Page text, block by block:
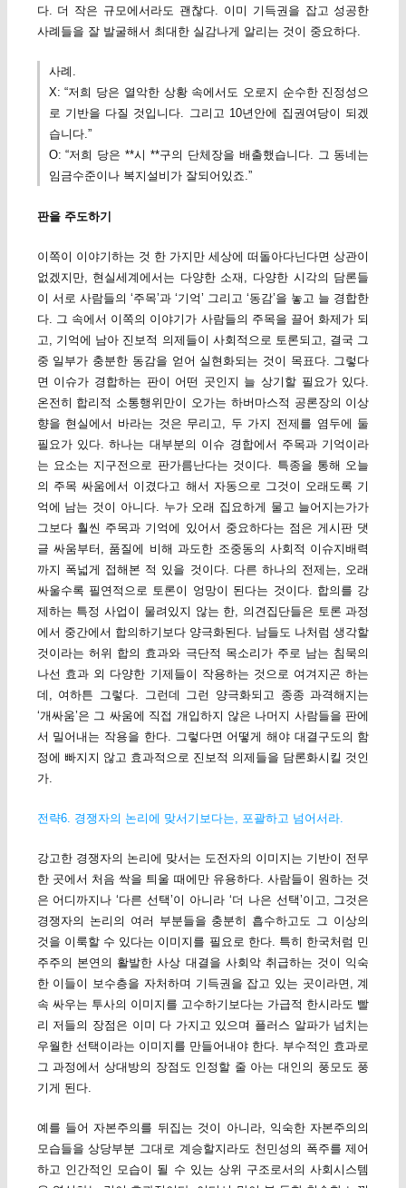
다. 더 작은 규모에서라도 괜찮다. 이미 기득권을 잡고 성공한
사례들을 잘 발굴해서 최대한 실감나게 알리는 것이 중요하다.
사례.
X: “저희 당은 열악한 상황 속에서도 오로지 순수한 진정성으
로 기반을 다질 것입니다. 그리고 10년안에 집권여당이 되겠
습니다.”
O: “저희 당은 **시 **구의 단체장을 배출했습니다. 그 동네는
임금수준이나 복지설비가 잘되어있죠.”
판을 주도하기
이쪽이 이야기하는 것 한 가지만 세상에 떠돌아다닌다면 상관이
없겠지만, 현실세계에서는 다양한 소재, 다양한 시각의 담론들
이 서로 사람들의 ‘주목’과 ‘기억’ 그리고 ‘동감’을 놓고 늘 경합한
다. 그 속에서 이쪽의 이야기가 사람들의 주목을 끌어 화제가 되
고, 기억에 남아 진보적 의제들이 사회적으로 토론되고, 결국 그
중 일부가 충분한 동감을 얻어 실현화되는 것이 목표다. 그렇다
면 이슈가 경합하는 판이 어떤 곳인지 늘 상기할 필요가 있다.
온전히 합리적 소통행위만이 오가는 하버마스적 공론장의 이상
향을 현실에서 바라는 것은 무리고, 두 가지 전제를 염두에 둘
필요가 있다. 하나는 대부분의 이슈 경합에서 주목과 기억이라
는 요소는 지구전으로 판가름난다는 것이다. 특종을 통해 오늘
의 주목 싸움에서 이겼다고 해서 자동으로 그것이 오래도록 기
억에 남는 것이 아니다. 누가 오래 집요하게 물고 늘어지는가가
그보다 훨씬 주목과 기억에 있어서 중요하다는 점은 게시판 댓
글 싸움부터, 품질에 비해 과도한 조중동의 사회적 이슈지배력
까지 폭넓게 접해본 적 있을 것이다. 다른 하나의 전제는, 오래
싸울수록 필연적으로 토론이 엉망이 된다는 것이다. 합의를 강
제하는 특정 사업이 물려있지 않는 한, 의견집단들은 토론 과정
에서 중간에서 합의하기보다 양극화된다. 남들도 나처럼 생각할
것이라는 허위 합의 효과와 극단적 목소리가 주로 남는 침묵의
나선 효과 외 다양한 기제들이 작용하는 것으로 여겨지곤 하는
데, 여하튼 그렇다. 그런데 그런 양극화되고 종종 과격해지는
‘개싸움’은 그 싸움에 직접 개입하지 않은 나머지 사람들을 판에
서 밀어내는 작용을 한다. 그렇다면 어떻게 해야 대결구도의 함
정에 빠지지 않고 효과적으로 진보적 의제들을 담론화시킬 것인
가.
전략6. 경쟁자의 논리에 맞서기보다는, 포괄하고 넘어서라.
강고한 경쟁자의 논리에 맞서는 도전자의 이미지는 기반이 전무
한 곳에서 처음 싹을 틔울 때에만 유용하다. 사람들이 원하는 것
은 어디까지나 ‘다른 선택’이 아니라 ‘더 나은 선택’이고, 그것은
경쟁자의 논리의 여러 부분들을 충분히 흡수하고도 그 이상의
것을 이룩할 수 있다는 이미지를 필요로 한다. 특히 한국처럼 민
주주의 본연의 활발한 사상 대결을 사회악 취급하는 것이 익숙
한 이들이 보수층을 자처하며 기득권을 잡고 있는 곳이라면, 계
속 싸우는 투사의 이미지를 고수하기보다는 가급적 한시라도 빨
리 저들의 장점은 이미 다 가지고 있으며 플러스 알파가 넘치는
우월한 선택이라는 이미지를 만들어내야 한다. 부수적인 효과로
그 과정에서 상대방의 장점도 인정할 줄 아는 대인의 풍모도 풍
기게 된다.
예를 들어 자본주의를 뒤집는 것이 아니라, 익숙한 자본주의의
모습들을 상당부분 그대로 계승할지라도 천민성의 폭주를 제어
하고 인간적인 모습이 될 수 있는 상위 구조로서의 사회시스템